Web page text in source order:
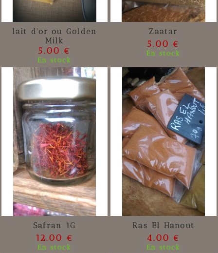
lait d'or ou Golden
Milk
5.00 €
En stock
Zaatar
5.00 €
En stock
Safran 1G
12.00 €
En stock
Ras El Hanout
4.00 €
En stock